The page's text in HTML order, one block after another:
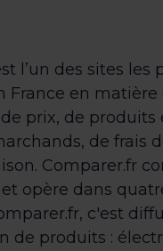
l’un des sites les
France en matière
prix, de produits
de frais
Comparer.fr
opère dans
c'est
de produits :